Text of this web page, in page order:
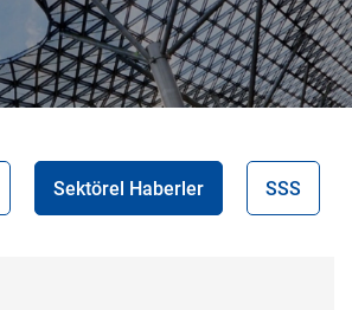
Sektörel Haberler SSS